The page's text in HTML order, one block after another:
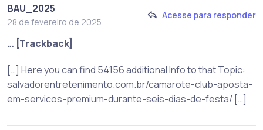
BAU_2025
28 de fevereiro de 2025
Acesse para responder
… [Trackback]
[…] Here you can find 54156 additional Info to that Topic:
salvadorentretenimento.com.br/camarote-club-aposta-
em-servicos-premium-durante-seis-dias-de-festa/ […]